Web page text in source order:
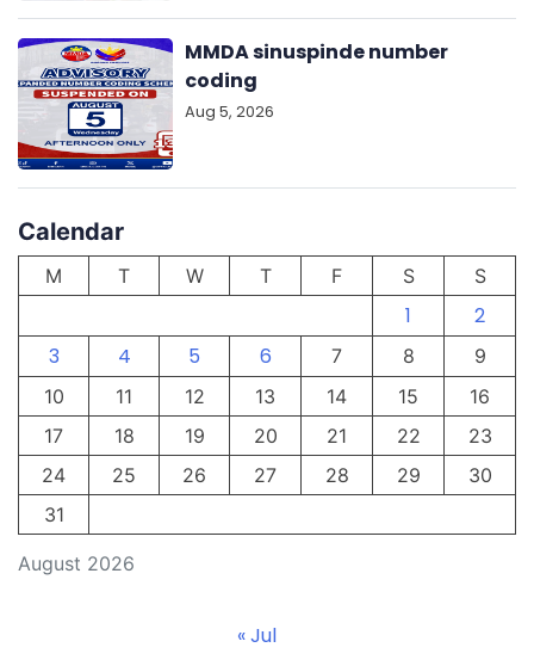
MMDA sinuspinde number
coding
Aug 5, 2026
Calendar
August 2026
M T W T F S S
1
2
3
4 5 6 7 8
9
10
11 12 13 14 15
16
17
18 19 20 21 22
23
24
25 26 27 28 29
30
31
« Jul